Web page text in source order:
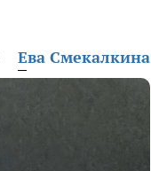
Ева Смекалкина